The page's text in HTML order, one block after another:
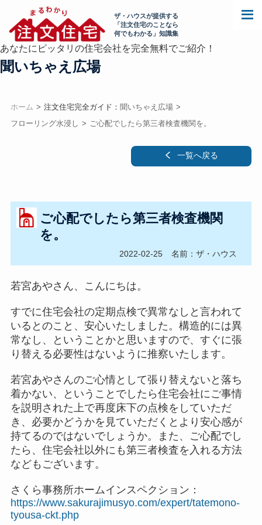
ザ・ハウスが提供する
「注文住宅のことなら
何でもわかる」知識集
あなたにピッタリの住宅会社を完全無料でご紹介！
聞いちゃえ広場
ホーム 注文住宅完全ガイド： 聞いちゃえ広場
フローリング水浸し
ご心配でしたら第三者検査機関を。
一覧へ戻る
ご心配でしたら第三者検査機関
を。
2022-02-25 名前：ザ・ハウス
若宮あやさん、こんにちは。
すでに住宅会社の定期点検で異常なしと言われて
いるとのこと、安心いたしました。構造的には異
常なし、ということかと思いますので、すぐに張
り替える必要性はないように推察いたします。
若宮あやさんのご心情として張り替えないと落ち
着かない、ということでしたら住宅会社にご事情
を説明された上で再度床下の点検をしていただ
き、必要かどうかを見ていただくとより安心感が
持てるのではないでしょうか。また、ご心配でし
たら、住宅会社以外にも第三者検査を入れる方法
などもございます。
さくら事務所ホームインスペクション：
https://www.sakurajimusyo.com/expert/tatemono-
tyousa-ckt.php